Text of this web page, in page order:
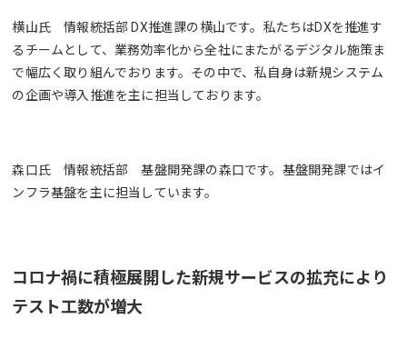
横山氏 情報統括部 DX推進課の横山です。私たちはDXを推進す
るチームとして、業務効率化から全社にまたがるデジタル施策ま
で幅広く取り組んでおります。その中で、私自身は新規システム
の企画や導入推進を主に担当しております。
森口氏 情報統括部 基盤開発課の森口です。基盤開発課ではイ
ンフラ基盤を主に担当しています。
コロナ禍に積極展開した新規サービスの拡充により
テスト工数が増大